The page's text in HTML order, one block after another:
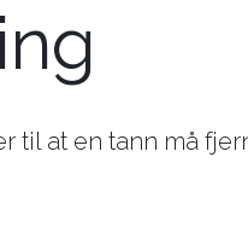
til at en tann må